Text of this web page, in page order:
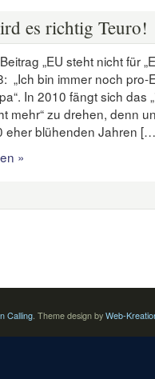
es richtig Teuro!
„EU steht nicht für
„Ich bin immer noch
In 2010 fängt sich das
mehr“ zu drehen, denn
eher blühenden Jahren
»
Calling. Theme design by Web-